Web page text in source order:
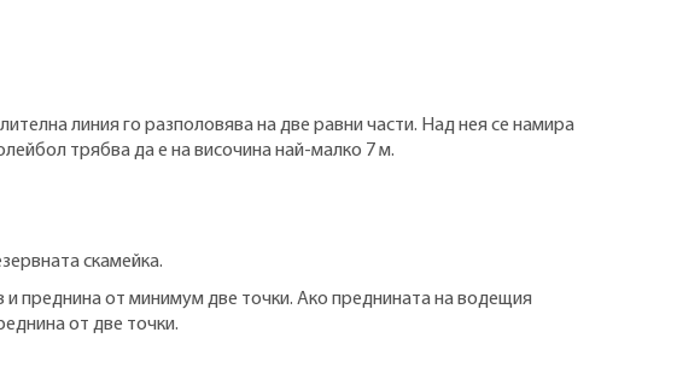
линия го разполовява на две равни части. Над нея се намира
трябва да е на височина най-малко 7 м.
скамейка.
и преднина от минимум две точки. Ако преднината на водещия
от две точки.